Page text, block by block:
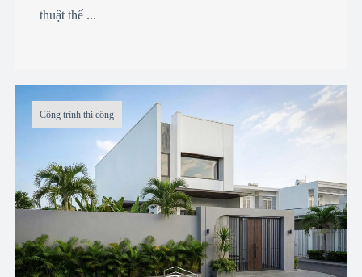
thuật thể ...
Công trình thi công